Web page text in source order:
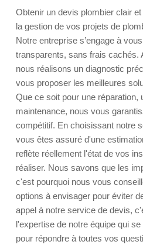
Obtenir un devis plombier clair
la gestion de vos projets de
Notre entreprise s’engage à
transparents, sans frais cachés.
nous réalisons un diagnostic
vous proposer les meilleures
Que ce soit pour une réparation,
maintenance, nous vous
compétitif. En choisissant notre
vous êtes assuré d'une
reflète réellement l'état de vos
réaliser. Nous savons que les
c'est pourquoi nous vous
options à envisager pour éviter
appel à notre service de devis,
l'expertise de notre équipe qui
pour répondre à toutes vos